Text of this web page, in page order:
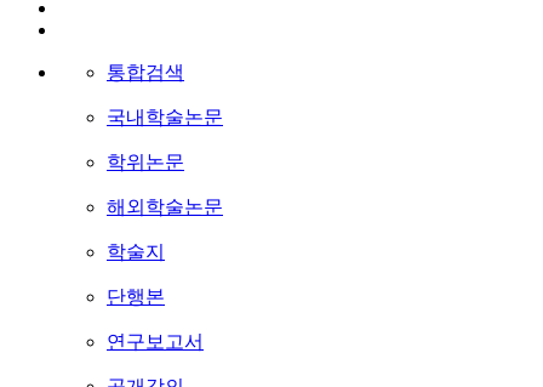
통합검색
국내학술논문
학위논문
해외학술논문
학술지
단행본
연구보고서